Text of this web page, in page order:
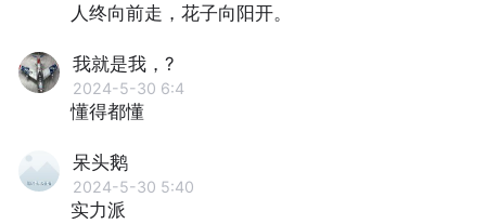
人终向前走，花子向阳开。
我就是我，?
2024-5-30 6:4
懂得都懂
呆头鹅
2024-5-30 5:40
实力派